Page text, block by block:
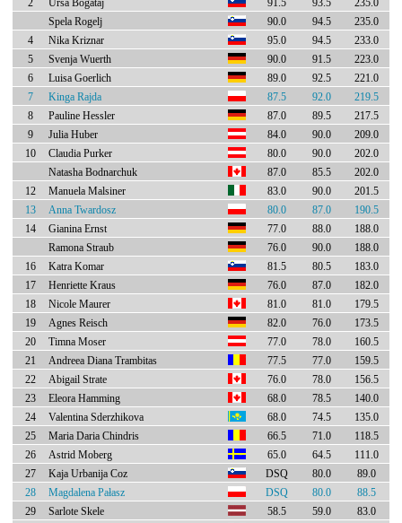
2 Ursa Bogataj 91.5 93.5
235.0
Spela Rogelj
90.0 94.5
235.0
4
Nika Kriznar 95.0 94.5
233.0
5
Svenja Wuerth 90.0 91.5
223.0
6
Luisa Goerlich 89.0 92.5
221.0
7
Kinga Rajda 87.5 92.0
219.5
8
Pauline Hessler 87.0 89.5
217.5
9
Julia Huber 84.0 90.0
209.0
10
Claudia Purker 80.0 90.0
202.0
Natasha Bodnarchuk
87.0 85.5
202.0
12
Manuela Malsiner 83.0 90.0
201.5
13
Anna Twardosz 80.0 87.0
190.5
14
Gianina Ernst 77.0 88.0
188.0
Ramona Straub
76.0 90.0
188.0
16
Katra Komar 81.5 80.5
183.0
17
Henriette Kraus 76.0 87.0
182.0
18
Nicole Maurer 81.0 81.0
179.5
19
Agnes Reisch 82.0 76.0
173.5
20
Timna Moser 77.0 78.0
160.5
21
Andreea Diana Trambitas 77.5 77.0
159.5
22
Abigail Strate 76.0 78.0
156.5
23
Eleora Hamming 68.0 78.5
140.0
24
Valentina Sderzhikova 68.0 74.5
135.0
25
Maria Daria Chindris 66.5 71.0
118.5
26
Astrid Moberg 65.0 64.5
111.0
27
Kaja Urbanija Coz DSQ 80.0
89.0
28
Magdalena Pałasz DSQ 80.0
88.5
29
Sarlote Skele 58.5 59.0
83.0